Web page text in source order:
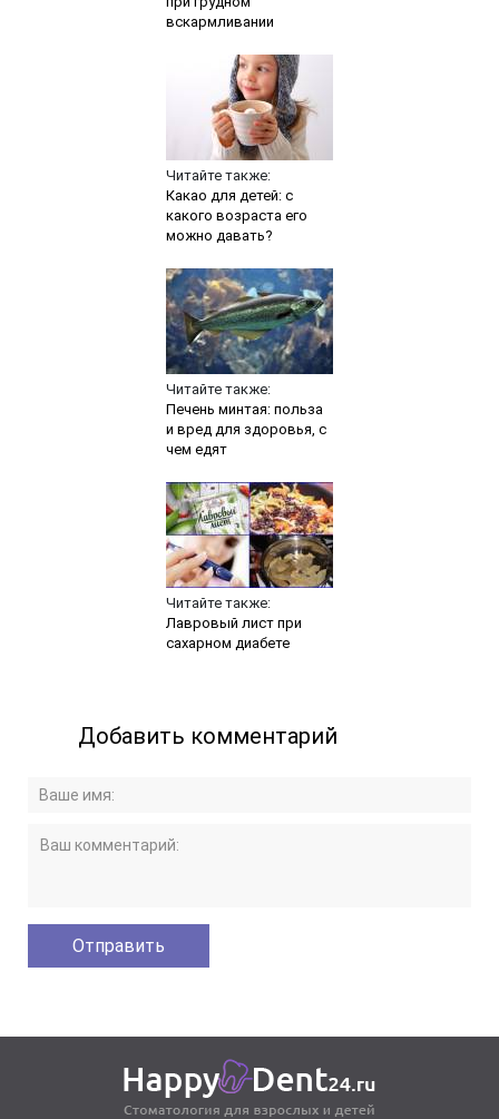
вскармливании
Читайте также:
Какао для детей: с
какого возраста его
можно давать?
Читайте также:
Печень минтая: польза
и вред для здоровья, с
чем едят
Читайте также:
Лавровый лист при
сахарном диабете
Добавить комментарий